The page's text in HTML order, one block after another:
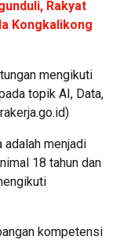
Rakyat
Kongkalikong
mengikuti
topik AI, Data,
adalah menjadi
18 tahun dan
kompetensi